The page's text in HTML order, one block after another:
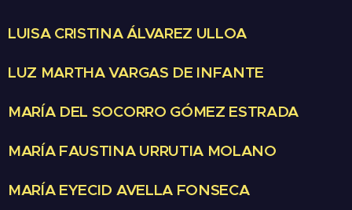
LUISA CRISTINA ÁLVAREZ ULLOA
LUZ MARTHA VARGAS DE INFANTE
MARÍA DEL SOCORRO GÓMEZ ESTRADA
MARÍA FAUSTINA URRUTIA MOLANO
MARÍA EYECID AVELLA FONSECA